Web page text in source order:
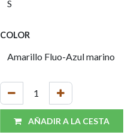
COLOR
AÑADIR A LA CESTA